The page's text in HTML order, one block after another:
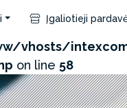
product/
vhosts/
on line 58
Įgaliotieji